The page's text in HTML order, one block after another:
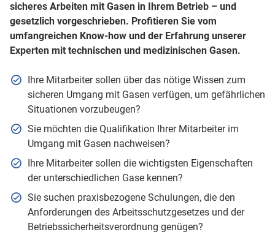
sicheres Arbeiten mit Gasen in Ihrem Betrieb – und
gesetzlich vorgeschrieben. Profitieren Sie vom
umfangreichen Know-how und der Erfahrung unserer
Experten mit technischen und medizinischen Gasen.
Ihre Mitarbeiter sollen über das nötige Wissen zum
sicheren Umgang mit Gasen verfügen, um gefährlichen
Situationen vorzubeugen?
Sie möchten die Qualifikation Ihrer Mitarbeiter im
Umgang mit Gasen nachweisen?
Ihre Mitarbeiter sollen die wichtigsten Eigenschaften
der unterschiedlichen Gase kennen?
Sie suchen praxisbezogene Schulungen, die den
Anforderungen des Arbeitsschutzgesetzes und der
Betriebssicherheitsverordnung genügen?